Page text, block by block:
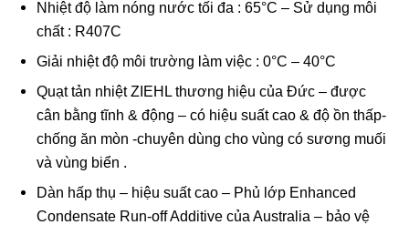
Nhiệt độ làm nóng nước tối đa : 65°C – Sử dụng môi
chất : R407C
Giải nhiệt độ môi trường làm việc : 0°C – 40°C
Quạt tản nhiệt ZIEHL thương hiệu của Đức – được
cân bằng tĩnh & động – có hiệu suất cao & độ ồn thấp-
chống ăn mòn -chuyên dùng cho vùng có sương muối
và vùng biển .
Dàn hấp thụ – hiệu suất cao – Phủ lớp Enhanced
Condensate Run‐off Additive của Australia – bảo vệ